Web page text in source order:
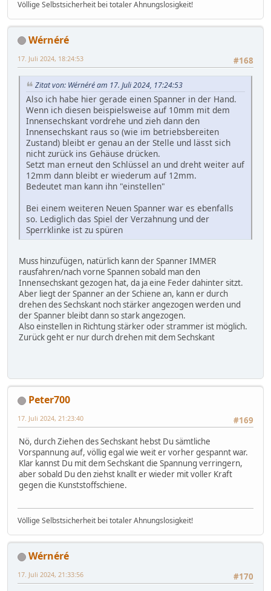
Völlige Selbstsicherheit bei totaler Ahnungslosigkeit!
Wérnéré
#168
17. Juli 2024, 18:24:53
Zitat von: Wérnéré am 17. Juli 2024, 17:24:53
Also ich habe hier gerade einen Spanner in der Hand.
Wenn ich diesen beispielsweise auf 10mm mit dem
Innensechskant vordrehe und zieh dann den
Innensechskant raus so (wie im betriebsbereiten
Zustand) bleibt er genau an der Stelle und lässt sich
nicht zurück ins Gehäuse drücken.
Setzt man erneut den Schlüssel an und dreht weiter auf
12mm dann bleibt er wiederum auf 12mm.
Bedeutet man kann ihn "einstellen"
Bei einem weiteren Neuen Spanner war es ebenfalls
so. Lediglich das Spiel der Verzahnung und der
Sperrklinke ist zu spüren
Muss hinzufügen, natürlich kann der Spanner IMMER
rausfahren/nach vorne Spannen sobald man den
Innensechskant gezogen hat, da ja eine Feder dahinter sitzt.
Aber liegt der Spanner an der Schiene an, kann er durch
drehen des Sechskant noch stärker angezogen werden und
der Spanner bleibt dann so stark angezogen.
Also einstellen in Richtung stärker oder strammer ist möglich.
Zurück geht er nur durch drehen mit dem Sechskant
Peter700
#169
17. Juli 2024, 21:23:40
Nö, durch Ziehen des Sechskant hebst Du sämtliche
Vorspannung auf, völlig egal wie weit er vorher gespannt war.
Klar kannst Du mit dem Sechskant die Spannung verringern,
aber sobald Du den ziehst knallt er wieder mit voller Kraft
gegen die Kunststoffschiene.
Völlige Selbstsicherheit bei totaler Ahnungslosigkeit!
Wérnéré
#170
17. Juli 2024, 21:33:56